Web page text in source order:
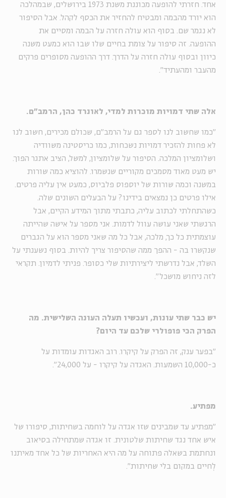
אחד. חזרתי להופעה מכוננת משנת 1973 בירושלים, שבמהלכה
הוא יורד מהבמה ומבטיח להחזיר את הכסף לקהל. אבל הסיפור
לא נגמר שם. בסוף הוא עולה חזרה על הבמה ומסיים את
ההופעה. זה סיפור על צומת בחיים שלו שבו הוא כמעט משנה
כיוון ובסוף עולה חזרה על הדרך. דרך ההופעה מסופרים פרקים
מהעבר ומהעתיד".
אלה שתי דמויות מוכרות למדי, לאונרד כהן, הרמב"ם.
"כמו שחשוב לנו לספר גם על הרמב"ם, שכולם מכירים, חשוב לנו
לא פחות להזכיר דמויות נשכחות, כמו כריסטינה משוודיה
ושלומציון המלכה. הסיפור על שלומציון, למשל, הציב אתגר הפוך.
יש מעט מאוד מסמכים מקוריים שנשמרו. להוציא כמה שורות
במשנה וכמה שורות של יוספוס פלביוס, כמעט אין עליה פרטים.
אילו פרטים כן נמצאים בידינו? על הבעלים השונים שלה.
כשהתחלתי לכתוב עליה, כתבתי מתוך המידע הקיים, אבל
הרגשתי שאני עושה עוול לדמות. אני מספר על אישה שהייתה
עוצמתית כל כך, מלכה, אבל כל מה שאני מספר הוא על הגברים
שנקשרו בה - ההפך ממה שהסיפור צריך להיות. בסוף נשענתי על
השלד, אבל נדרשתי ליצירתיות שלי כסופר. פניתי לדמיון. תקראי
לזה ניחוש מושכל".
יש כבר שתי עונות, ועכשיו תעלה העונה השלישית. מה
הפרק הכי פופולרי שלכם עד היום?
"בפער ענק, זה הפרק על קיקרו. רוב האגדות עומדות על
כ-10,000 השמעות. האגדה על קיקרו - על 24,000".
מפתיע.
"מפתיע עד שמבינים שזו אגדה על לוחמה בשחיתות, סיפורו של
איש אחד נגד שחיתות שלטונית. זו אגדה שמתחילה בסיאוב
ונחתמת בשאלה פתוחה על מה היא האחריות של כל אחד מאיתנו
לְחיים במקום בלי שחיתות".